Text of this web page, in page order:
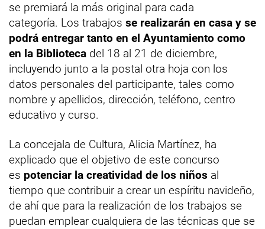
se premiará la más original para cada
categoría. Los trabajos se realizarán en casa y se
podrá entregar tanto en el Ayuntamiento como
en la Biblioteca del 18 al 21 de diciembre,
incluyendo junto a la postal otra hoja con los
datos personales del participante, tales como
nombre y apellidos, dirección, teléfono, centro
educativo y curso.
La concejala de Cultura, Alicia Martínez, ha
explicado que el objetivo de este concurso
es potenciar la creatividad de los niños al
tiempo que contribuir a crear un espíritu navideño,
de ahí que para la realización de los trabajos se
puedan emplear cualquiera de las técnicas que se